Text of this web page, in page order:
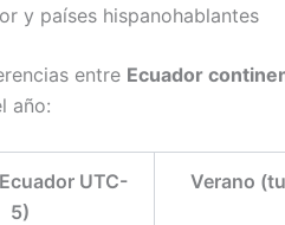
y países hispanohablantes
entre Ecuador
año:
UTC-
5)
Verano